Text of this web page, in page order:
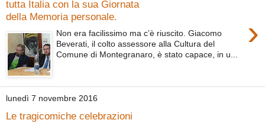
tutta Italia con la sua Giornata
della Memoria personale.
›
Non era facilissimo ma c’è riuscito. Giacomo
Beverati, il colto assessore alla Cultura del
Comune di Montegranaro, è stato capace, in u...
lunedì 7 novembre 2016
Le tragicomiche celebrazioni